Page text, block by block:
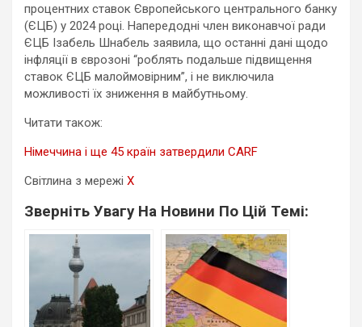
процентних ставок Європейського центрального банку
(ЄЦБ) у 2024 році. Напередодні член виконавчої ради
ЄЦБ Ізабель Шнабель заявила, що останні дані щодо
інфляції в єврозоні “роблять подальше підвищення
ставок ЄЦБ малоймовірним”, і не виключила
можливості їх зниження в майбутньому.
Читати також:
Німеччина і ще 45 країн затвердили CARF
Світлина з мережі X
Зверніть Увагу На Новини По Цій Темі: